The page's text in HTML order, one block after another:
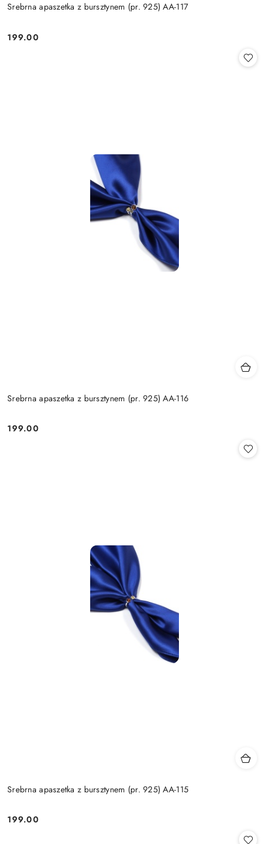
Srebrna apaszetka z bursztynem (pr. 925) AA-117
Cena:
199.00
Srebrna apaszetka z bursztynem (pr. 925) AA-116
Cena:
199.00
Srebrna apaszetka z bursztynem (pr. 925) AA-115
Cena:
199.00